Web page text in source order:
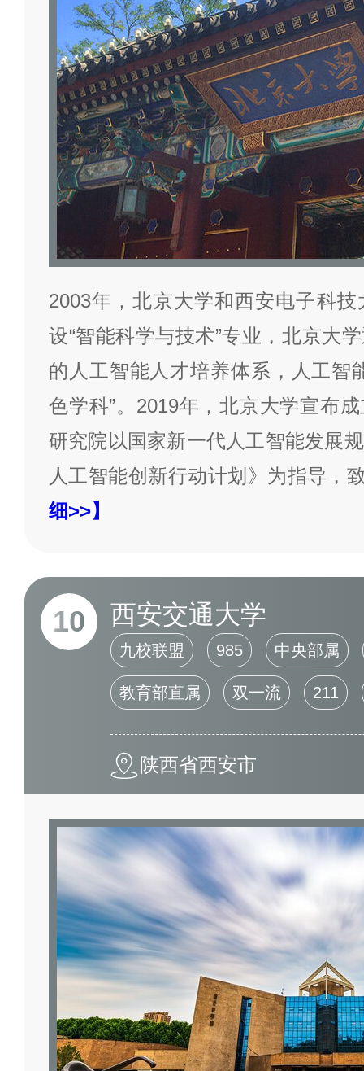
2003年，北京大学和西安电子科
设“智能科学与技术”专业，北京大
的人工智能人才培养体系，人工智
色学科”。2019年，北京大学宣布
研究院以国家新一代人工智能发展
人工智能创新行动计划》为指导，
细>>】
10 西安交通大学
九校联盟 985 中央部属
教育部直属 双一流 211
陕西省西安市